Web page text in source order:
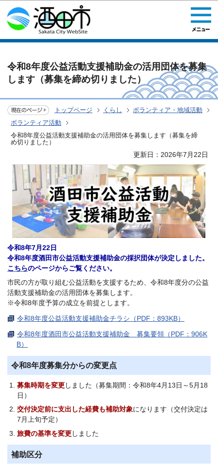
このページの本文へ移動
令和8年度公益活動支援補助金の活用団体を募集
します（募集を締め切りました）
トップページ くらし
ボランティア・地域活動
ボランティア活動
令和8年度公益活動支援補助金の活用団体を募集します（募集を締
め切りました）
更新日：2026年7月22日
令和8年7月22日
令和8年度酒田市公益活動支援補助金の採択団体が決定しました。
こちらのページからご覧ください。
市民の方が取り組む公益活動を支援するため、令和8年度分の公益
活動支援補助金の活用団体を募集します。
※令和8年度予算の成立を前提とします。
令和8年度公益活動支援補助金チラシ（PDF：893KB）
令和8年度酒田市公益活動支援補助金 募集要領（PDF：906K
B）
令和8年度募集分からの変更点
募集時期を変更しました（募集期間：令和8年4月13日～5月18
日）
交付決定前に支出した経費も補助対象になります（交付決定は
7月上旬予定）
旅費の基準を変更しました
補助区分